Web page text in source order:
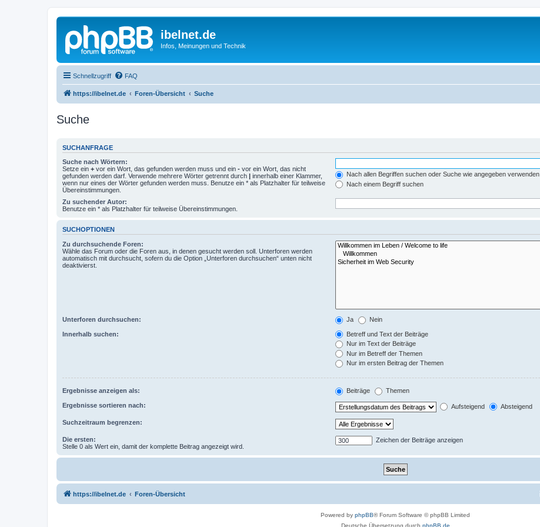
ibelnet.de
Infos, Meinungen und Technik
Schnellzugriff FAQ
https://ibelnet.de Foren-Übersicht Suche
Suche
SUCHANFRAGE
Suche nach Wörtern:
Setze ein + vor ein Wort, das gefunden werden muss und ein - vor ein Wort, das nicht
gefunden werden darf. Verwende mehrere Wörter getrennt durch | innerhalb einer Klammer,
wenn nur eines der Wörter gefunden werden muss. Benutze ein * als Platzhalter für teilweise
Übereinstimmungen.
Nach allen Begriffen suchen oder Suche wie angegeben verwenden
Nach einem Begriff suchen
Zu suchender Autor:
Benutze ein * als Platzhalter für teilweise Übereinstimmungen.
SUCHOPTIONEN
Zu durchsuchende Foren:
Wähle das Forum oder die Foren aus, in denen gesucht werden soll. Unterforen werden
automatisch mit durchsucht, sofern du die Option „Unterforen durchsuchen“ unten nicht
deaktivierst.
Unterforen durchsuchen: Ja Nein
Innerhalb suchen:
Betreff und Text der Beiträge
Nur im Text der Beiträge
Nur im Betreff der Themen
Nur im ersten Beitrag der Themen
Ergebnisse anzeigen als: Beiträge Themen
Ergebnisse sortieren nach: Aufsteigend Absteigend
Suchzeitraum begrenzen:
Die ersten:
Stelle 0 als Wert ein, damit der komplette Beitrag angezeigt wird.
Zeichen der Beiträge anzeigen
https://ibelnet.de Foren-Übersicht
Powered by phpBB® Forum Software © phpBB Limited
Deutsche Übersetzung durch phpBB.de